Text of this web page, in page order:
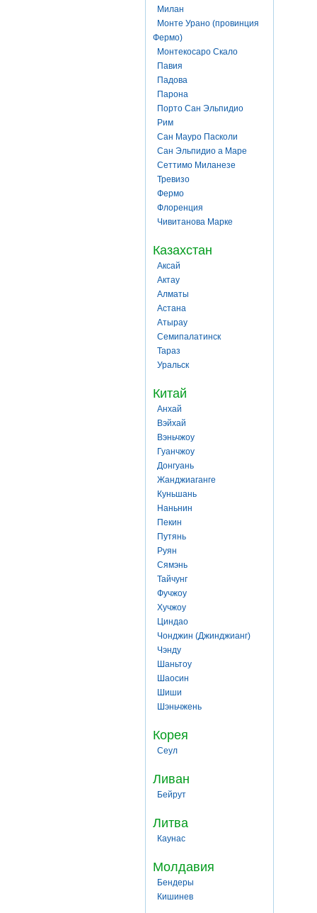
Милан
Монте Урано (провинция
Фермо)
Монтекосаро Скало
Павия
Падова
Парона
Порто Сан Эльпидио
Рим
Сан Мауро Пасколи
Сан Эльпидио а Маре
Сеттимо Миланезе
Тревизо
Фермо
Флоренция
Чивитанова Марке
Казахстан
Аксай
Актау
Алматы
Астана
Атырау
Семипалатинск
Тараз
Уральск
Китай
Анхай
Вэйхай
Вэньчжоу
Гуанчжоу
Донгуань
Жанджиаганге
Куньшань
Наньнин
Пекин
Путянь
Руян
Сямэнь
Тайчунг
Фучжоу
Хучжоу
Циндао
Чонджин (Джинджианг)
Чэнду
Шаньтоу
Шаосин
Шиши
Шэньчжень
Корея
Сеул
Ливан
Бейрут
Литва
Каунас
Молдавия
Бендеры
Кишинев